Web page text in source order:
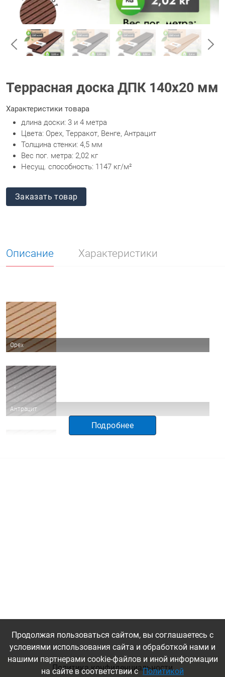
Террасная доска ДПК 140x20 мм
Характеристики товара
длина доски: 3 и 4 метра
Цвета: Орех, Терракот, Венге, Антрацит
Толщина стенки: 4,5 мм
Вес пог. метра: 2,02 кг
Несущ. способность: 1147 кг/м²
Заказать товар
Описание Характеристики
Орех
Антрацит
Подробнее
Политика конфиденциальности
Продолжая пользоваться сайтом, вы соглашаетесь с
условиями использования сайта и обработкой нами и
нашими партнерами cookie-файлов и иной информации
на сайте в соответствии с Политикой